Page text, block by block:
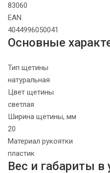
83060
EAN
4044996050041
Основные
Тип щетины
натуральная
Цвет щетины
светлая
Ширина щетины, мм
20
Материал рукоятки
пластик
Вес и габариты в